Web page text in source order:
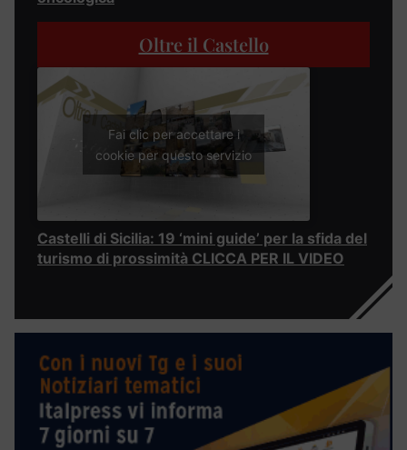
Oltre il Castello
Fai clic per accettare i
cookie per questo servizio
Castelli di Sicilia: 19 ‘mini guide’ per la sfida del
turismo di prossimità CLICCA PER IL VIDEO